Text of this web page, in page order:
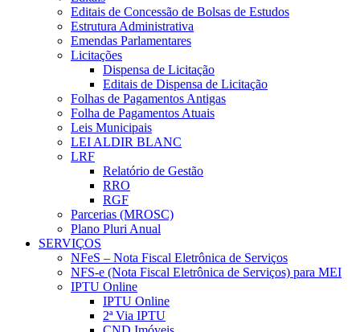
Editais de Concessão de Bolsas de Estudos
Estrutura Administrativa
Emendas Parlamentares
Licitações
Dispensa de Licitação
Editais de Dispensa de Licitação
Folhas de Pagamentos Antigas
Folha de Pagamentos Atuais
Leis Municipais
LEI ALDIR BLANC
LRF
Relatório de Gestão
RRO
RGF
Parcerias (MROSC)
Plano Pluri Anual
SERVIÇOS
NFeS – Nota Fiscal Eletrônica de Serviços
NFS-e (Nota Fiscal Eletrônica de Serviços) para MEI
IPTU Online
IPTU Online
2ª Via IPTU